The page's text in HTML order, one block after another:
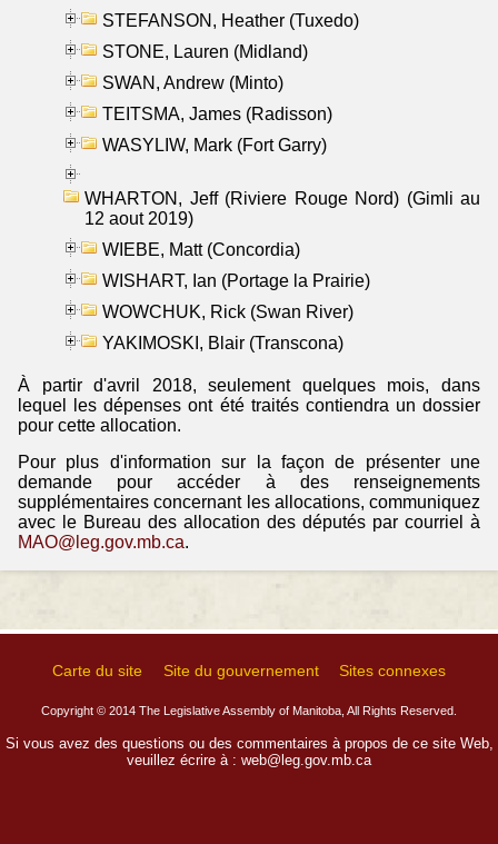
STEFANSON, Heather (Tuxedo)
STONE, Lauren (Midland)
SWAN, Andrew (Minto)
TEITSMA, James (Radisson)
WASYLIW, Mark (Fort Garry)
WHARTON, Jeff (Riviere Rouge Nord) (Gimli au
12 aout 2019)
WIEBE, Matt (Concordia)
WISHART, Ian (Portage la Prairie)
WOWCHUK, Rick (Swan River)
YAKIMOSKI, Blair (Transcona)
À partir d'avril 2018, seulement quelques mois, dans
lequel les dépenses ont été traités contiendra un dossier
pour cette allocation.
Pour plus d'information sur la façon de présenter une
demande pour accéder à des renseignements
supplémentaires concernant les allocations, communiquez
avec le Bureau des allocation des députés par courriel à
MAO@leg.gov.mb.ca.
Carte du site Site du gouvernement Sites connexes
Copyright © 2014 The Legislative Assembly of Manitoba, All Rights Reserved.
Si vous avez des questions ou des commentaires à propos de ce site Web,
veuillez écrire à : web@leg.gov.mb.ca